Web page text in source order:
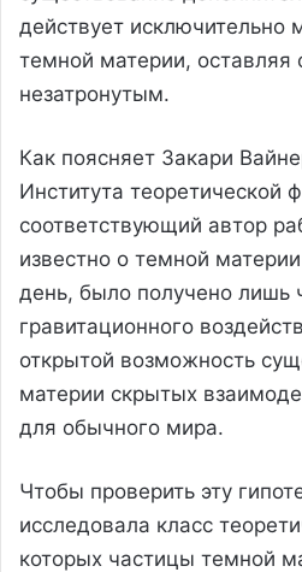
действует исключительно
темной материи,
незатронутым.
Как поясняет Закари
Института теоретической
соответствующий автор
известно о темной
день, было получено лишь
гравитационного
открытой возможность
материи скрытых
для обычного мира.
Чтобы проверить эту
исследовала класс
которых частицы темной